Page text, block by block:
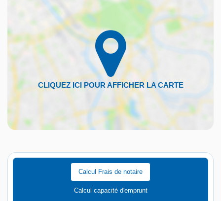
Calcul Frais de notaire
Calcul capacité d'emprunt